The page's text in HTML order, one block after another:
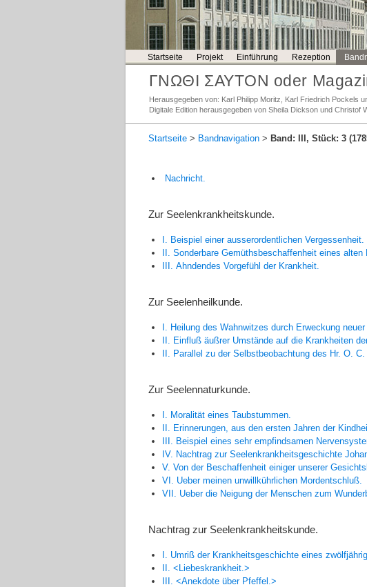
Startseite Projekt Einführung Rezeption
ΓΝΩΘΙ ΣΑΥΤΟΝ oder
Herausgegeben von: Karl Philipp Moritz, Karl Friedrich Pockels
Digitale Edition herausgegeben von Sheila Dickson und Christof
Startseite > Bandnavigation > Band: III, Stück: 3
Nachricht.
Zur Seelenkrankheitskunde.
I. Beispiel einer ausserordentlichen Vergessenheit.
II. Sonderbare Gemüthsbeschaffenheit eines alten
III. Ahndendes Vorgefühl der Krankheit.
Zur Seelenheilkunde.
I. Heilung des Wahnwitzes durch Erweckung
II. Einfluß äußrer Umstände auf die Krankheiten
II. Parallel zu der Selbstbeobachtung des Hr. O. C.
Zur Seelennaturkunde.
I. Moralität eines Taubstummen.
II. Erinnerungen, aus den ersten Jahren der
III. Beispiel eines sehr empfindsamen
IV. Nachtrag zur Seelenkrankheitsgeschichte
V. Von der Beschaffenheit einiger unserer
VI. Ueber meinen unwillkührlichen Mordentschluß.
VII. Ueber die Neigung der Menschen zum
Nachtrag zur Seelenkrankheitskunde.
I. Umriß der Krankheitsgeschichte eines
II. <Liebeskrankheit.>
III. <Anekdote über Pfeffel.>